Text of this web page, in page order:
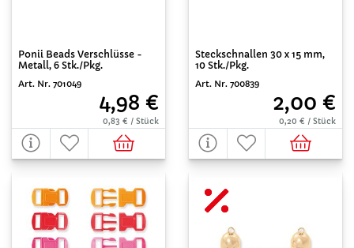
Ponii Beads Verschlüsse -
Metall, 6 Stk./Pkg.
Art. Nr. 701049
4,98 €
0,83 € / Stück
Steckschnallen 30 x 15 mm,
10 Stk./Pkg.
Art. Nr. 700839
2,00 €
0,20 € / Stück